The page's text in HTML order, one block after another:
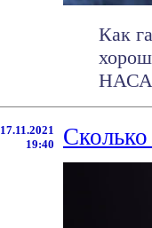
Как
НАСА
17.11.2021
19:40